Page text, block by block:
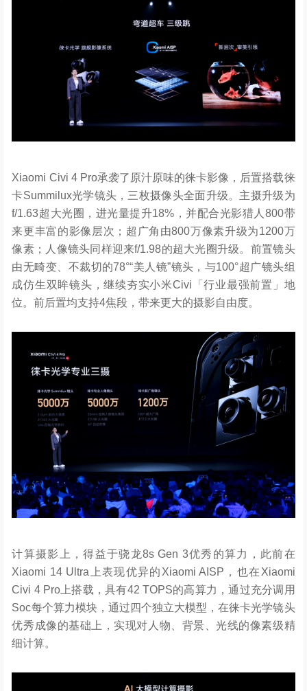
Xiaomi Civi 4 Pro承袭了原汁原味的徕卡影像，后置搭载徕
卡Summilux光学镜头，三枚摄像头全面升级。主摄升级为
f/1.63超大光圈，进光量提升18%，并配合光影猎人800带
来更丰富的影像层次；超广角由800万像素升级为1200万
像素；人像镜头同样迎来f/1.98的超大光圈升级。前置镜头
由无畸变、不裁切的78°“美人镜”镜头，与100°超广镜头组
成仿生双眸镜头，继续夯实小米Civi「行业最强前置」地
位。前后置均支持4焦段，带来更大的摄影自由度。
计算摄影上，得益于骁龙8s Gen 3优秀的算力，此前在
Xiaomi 14 Ultra上表现优异的Xiaomi AISP，也在Xiaomi
Civi 4 Pro上搭载，具有42 TOPS的高算力，通过充分调用
Soc每个算力模块，通过四个独立大模型，在徕卡光学镜头
优秀成像的基础上，实现对人物、背景、光线的像素级精
细计算。